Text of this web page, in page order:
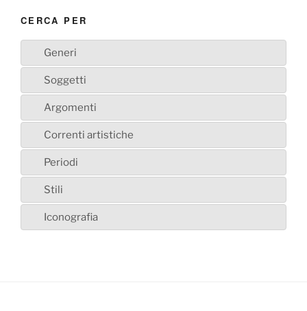
CERCA PER
Generi
Soggetti
Argomenti
Correnti artistiche
Periodi
Stili
Iconografia